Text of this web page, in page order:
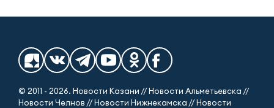
© 2011 - 2026. Новости Казани // Новости Альметьевска //
Новости Челнов // Новости Нижнекамска // Новости